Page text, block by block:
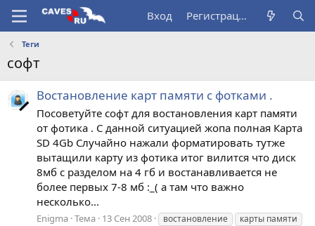
Вход Регистрация
Теги
софт
Востановление карт памяти с фотками .
Посоветуйте софт для востановления карт памяти
от фотика . С данной ситуацией жопа полная Карта
SD 4Gb Cлучайно нажали форматировать тутже
вытащили карту из фотика итог вилится что диск
8мб с разделом на 4 гб и востанавливается не
более первых 7-8 мб :_( а там что важно
несколько...
Enigma Тема 13 Сен 2008 востановление
карты памяти